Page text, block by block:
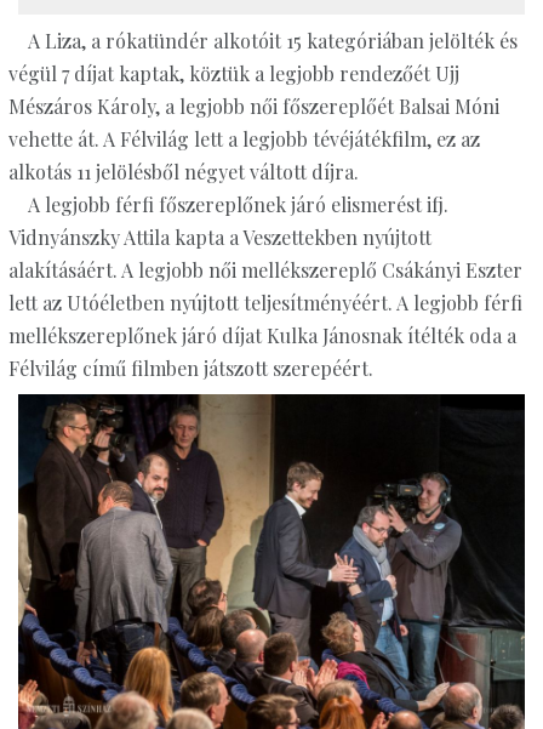
A Liza, a rókatündér alkotóit 15 kategóriában jelölték és
végül 7 díjat kaptak, köztük a legjobb rendezőét Ujj
Mészáros Károly, a legjobb női főszereplőét Balsai Móni
vehette át. A Félvilág lett a legjobb tévéjátékfilm, ez az
alkotás 11 jelölésből négyet váltott díjra.
A legjobb férfi főszereplőnek járó elismerést ifj.
Vidnyánszky Attila kapta a Veszettekben nyújtott
alakításáért. A legjobb női mellékszereplő Csákányi Eszter
lett az Utóéletben nyújtott teljesítményéért. A legjobb férfi
mellékszereplőnek járó díjat Kulka Jánosnak ítélték oda a
Félvilág című filmben játszott szerepéért.